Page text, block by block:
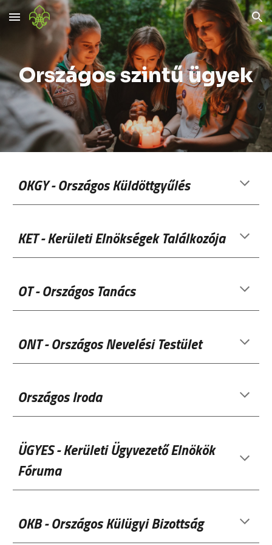
Skip to main content Skip to navigation
Országos szintű ügyek
OKGY - Országos Küldöttgyűlés
KET - Kerületi Elnökségek Találkozója
OT - Országos Tanács
ONT - Országos Nevelési Testület
Országos Iroda
ÜGYES - Kerületi Ügyvezető Elnökök
Fóruma
OKB - Országos Külügyi Bizottság